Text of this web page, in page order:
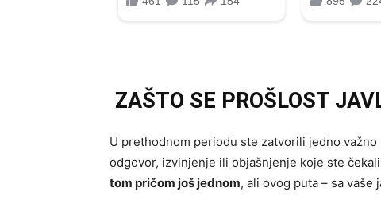
ZAŠTO SE PROŠLOST
U prethodnom periodu ste zatvorili jedno
odgovor, izvinjenje ili objašnjenje koje ste
tom pričom još jednom, ali ovog puta – sa vaše